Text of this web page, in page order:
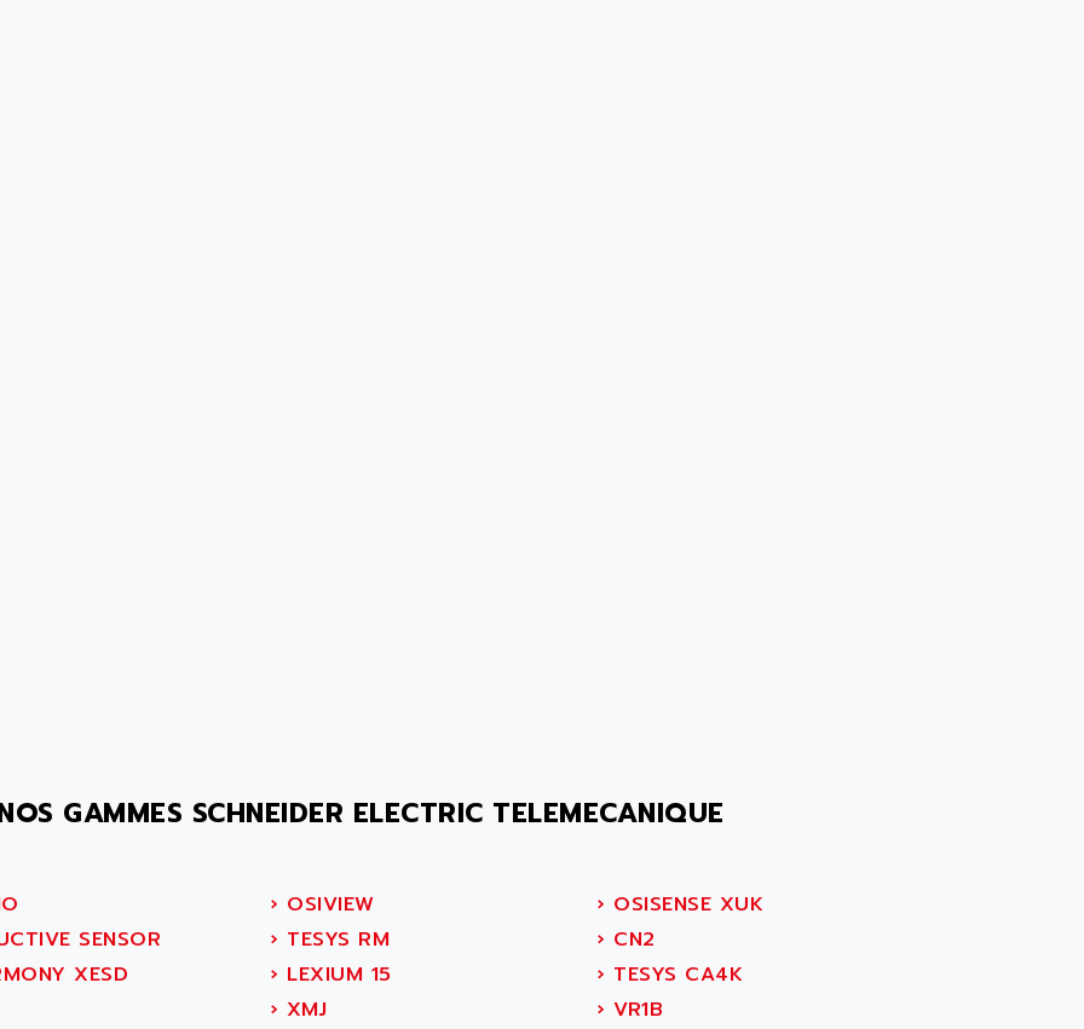
GAMMES SCHNEIDER ELECTRIC TELEMECANIQUE
› OSIVIEW › OSISENSE XUK
SENSOR › TESYS RM › CN2
XESD › LEXIUM 15 › TESYS CA4K
› XMJ › VR1B